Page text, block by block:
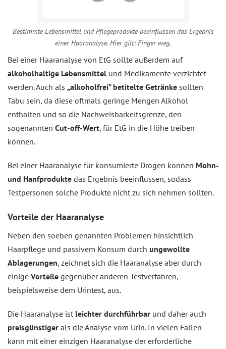
Bestimmte Lebensmittel und Pflegeprodukte beeinflussen das Ergebnis
einer Haaranalyse. Hier gilt: Finger weg.
Bei einer Haaranalyse von EtG sollte außerdem auf
alkoholhaltige Lebensmittel und Medikamente verzichtet
werden. Auch als „alkoholfrei“ betitelte Getränke sollten
Tabu sein, da diese oftmals geringe Mengen Alkohol
enthalten und so die Nachweisbarkeitsgrenze, den
sogenannten Cut-off-Wert, für EtG in die Höhe treiben
können.
Bei einer Haaranalyse für konsumierte Drogen können Mohn-
und Hanfprodukte das Ergebnis beeinflussen, sodass
Testpersonen solche Produkte nicht zu sich nehmen sollten.
Vorteile der Haaranalyse
Neben den soeben genannten Problemen hinsichtlich
Haarpflege und passivem Konsum durch ungewollte
Ablagerungen, zeichnet sich die Haaranalyse aber durch
einige Vorteile gegenüber anderen Testverfahren,
beispielsweise dem Urintest, aus.
Die Haaranalyse ist leichter durchführbar und daher auch
preisgünstiger als die Analyse vom Urin. In vielen Fällen
kann mit einer einzigen Haaranalyse der erforderliche